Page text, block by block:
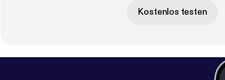
Kostenlos testen